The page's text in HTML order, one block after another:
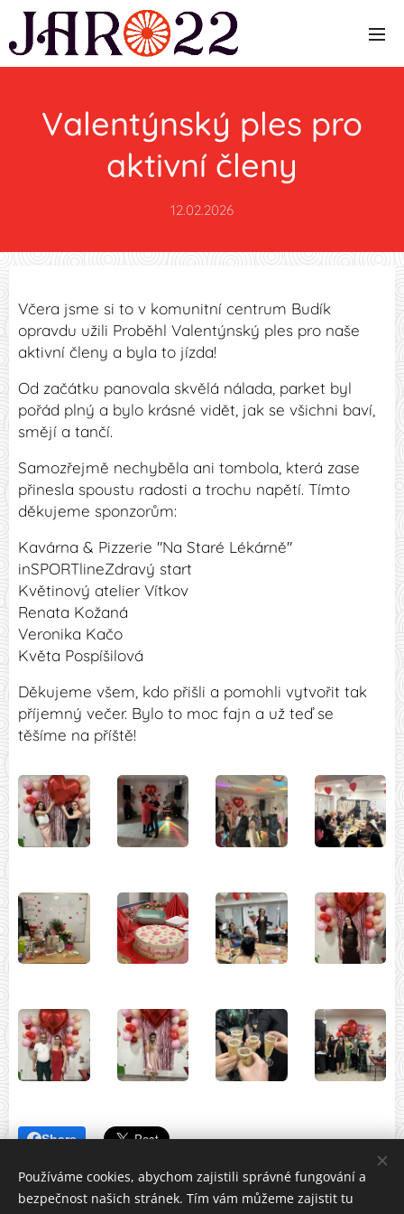
Valentýnský ples pro
aktivní členy
12.02.2026
Včera jsme si to v komunitní centrum Budík
opravdu užili Proběhl Valentýnský ples pro naše
aktivní členy a byla to jízda!
Od začátku panovala skvělá nálada, parket byl
pořád plný a bylo krásné vidět, jak se všichni baví,
smějí a tančí.
Samozřejmě nechyběla ani tombola, která zase
přinesla spoustu radosti a trochu napětí. Tímto
děkujeme sponzorům:
Kavárna & Pizzerie "Na Staré Lékárně"
inSPORTlineZdravý start
Květinový atelier Vítkov
Renata Kožaná
Veronika Kačo
Květa Pospíšilová
Děkujeme všem, kdo přišli a pomohli vytvořit tak
příjemný večer. Bylo to moc fajn a už teď se
těšíme na příště!
Share
Používáme cookies, abychom zajistili správné fungování a
bezpečnost našich stránek. Tím vám můžeme zajistit tu